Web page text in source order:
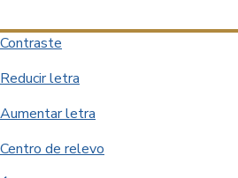
Contraste
Reducir letra
Aumentar letra
Centro de relevo